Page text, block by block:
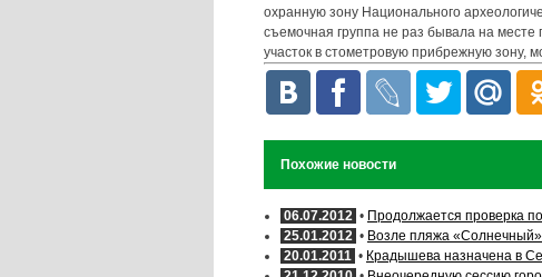
охранную зону Национального
съемочная группа не раз бывала на
участок в стометровую прибрежную зону,
Похожие новости
06.07.2012 • Продолжается проверка
25.01.2012 • Возле пляжа
20.01.2011 • Крадышева назначена в